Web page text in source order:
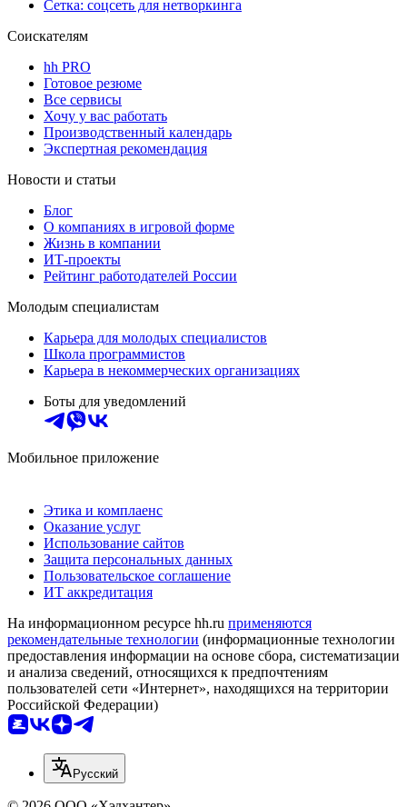
Сетка: соцсеть для нетворкинга
Соискателям
hh PRO
Готовое резюме
Все сервисы
Хочу у вас работать
Производственный календарь
Экспертная рекомендация
Новости и статьи
Блог
О компаниях в игровой форме
Жизнь в компании
ИТ-проекты
Рейтинг работодателей России
Молодым специалистам
Карьера для молодых специалистов
Школа программистов
Карьера в некоммерческих организациях
Боты для уведомлений
Мобильное приложение
Этика и комплаенс
Оказание услуг
Использование сайтов
Защита персональных данных
Пользовательское соглашение
ИТ аккредитация
На информационном ресурсе hh.ru применяются
рекомендательные технологии (информационные технологии
предоставления информации на основе сбора, систематизации
и анализа сведений, относящихся к предпочтениям
пользователей сети «Интернет», находящихся на территории
Российской Федерации)
Русский